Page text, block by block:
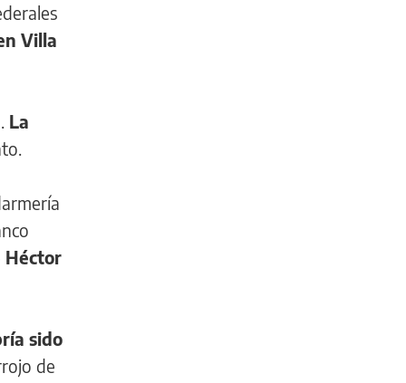
Villa
La
Héctor
sido
de